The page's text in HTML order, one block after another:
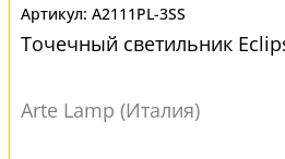
A2111PL-3SS
Точечный светильник
Arte Lamp (Италия)